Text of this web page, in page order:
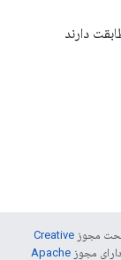
دارند
تحت مجوز Creative
مجوز Apache